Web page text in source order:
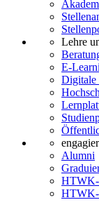
Lehre
E-
Digitale
Alumni
HTWK-